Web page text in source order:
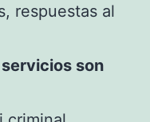
respuestas al
son